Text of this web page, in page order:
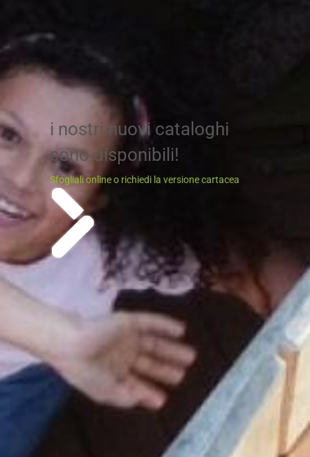
i nostri nuovi cataloghi
sono disponibili!
Sfogliali online o richiedi la versione cartacea